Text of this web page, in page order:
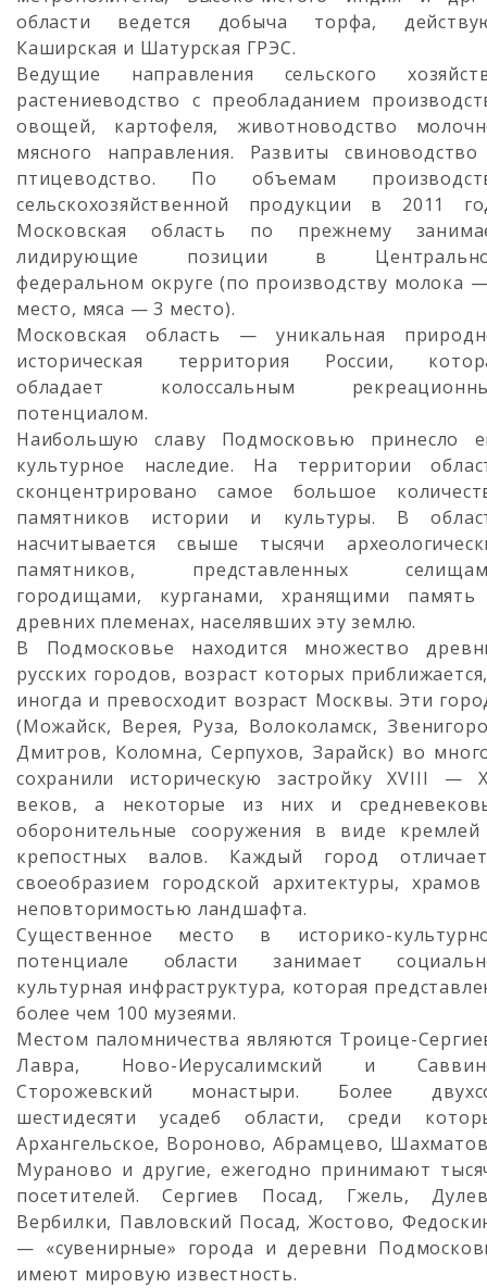
области ведется добыча торфа,
Каширская и Шатурская ГРЭС.
Ведущие направления сельского
растениеводство с преобладанием
овощей, картофеля, животноводство
мясного направления. Развиты
птицеводство. По объемам
сельскохозяйственной продукции в 2011
Московская область по прежнему
лидирующие позиции в
федеральном округе (по производству молока
место, мяса — 3 место).
Московская область — уникальная
историческая территория России,
обладает колоссальным
потенциалом.
Наибольшую славу Подмосковью принесло
культурное наследие. На территории
сконцентрировано самое большое
памятников истории и культуры. В
насчитывается свыше тысячи
памятников, представленных
городищами, курганами, хранящими
древних племенах, населявших эту землю.
В Подмосковье находится множество
русских городов, возраст которых
иногда и превосходит возраст Москвы. Эти
(Можайск, Верея, Руза, Волоколамск,
Дмитров, Коломна, Серпухов, Зарайск) во
сохранили историческую застройку XVIII —
веков, а некоторые из них и
оборонительные сооружения в виде
крепостных валов. Каждый город
своеобразием городской архитектуры,
неповторимостью ландшафта.
Существенное место в историко-
потенциале области занимает
культурная инфраструктура, которая
более чем 100 музеями.
Местом паломничества являются Троице-
Лавра, Ново-Иерусалимский и
Сторожевский монастыри. Более
шестидесяти усадеб области, среди
Архангельское, Вороново, Абрамцево,
Мураново и другие, ежегодно принимают
посетителей. Сергиев Посад, Гжель,
Вербилки, Павловский Посад, Жостово,
— «сувенирные» города и деревни
имеют мировую известность.